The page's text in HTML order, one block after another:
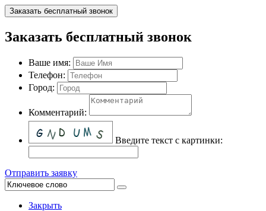
Заказать бесплатный звонок
Заказать бесплатный звонок
Ваше имя:
Телефон:
Город:
Комментарий:
Введите текст с картинки:
Отправить заявку
Закрыть